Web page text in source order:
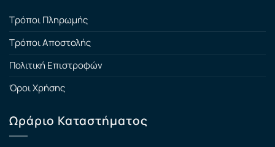
Τρόποι Πληρωμής
Τρόποι Αποστολής
Πολιτική Επιστροφών
Όροι Χρήσης
Ωράριο Καταστήματος